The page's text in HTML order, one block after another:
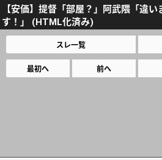
【安価】提督「部屋？」阿武隈「違
す！」 (HTML化済み)
スレ一覧
最初へ 前へ